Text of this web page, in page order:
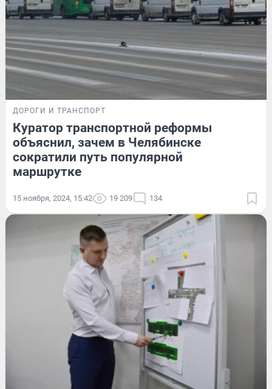
ДОРОГИ И ТРАНСПОРТ
Куратор транспортной реформы
объяснил, зачем в Челябинске
сократили путь популярной
маршрутке
15 ноября, 2024, 15:42 19 209 134